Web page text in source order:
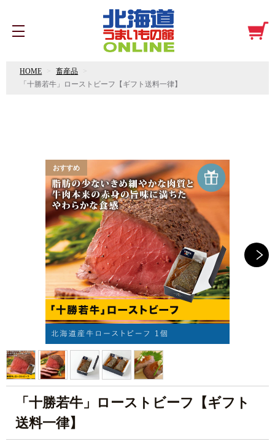
HOME
畜産品
「十勝若牛」ローストビーフ【ギフト送料一律】
「十勝若牛」ローストビーフ【ギフト
送料一律】